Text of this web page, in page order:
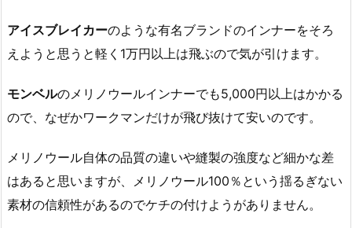
アイスブレイカーのような有名ブランドのインナーをそろ
えようと思うと軽く1万円以上は飛ぶので気が引けます。
モンベルのメリノウールインナーでも5,000円以上はかかる
ので、なぜかワークマンだけが飛び抜けて安いのです。
メリノウール自体の品質の違いや縫製の強度など細かな差
はあると思いますが、メリノウール100％という揺るぎない
素材の信頼性があるのでケチの付けようがありません。